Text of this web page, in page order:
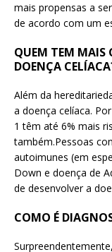
mais propensas a
de acordo com um
QUEM TEM MAIS
DOENÇA
Além da
a doença celíaca.
1 têm até 6% mais
também.Pessoas
autoimunes (em
Down e doença de
de desenvolver a
COMO É